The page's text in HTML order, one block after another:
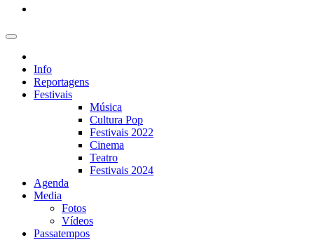
Info
Reportagens
Festivais
Música
Cultura Pop
Festivais 2022
Cinema
Teatro
Festivais 2024
Agenda
Media
Fotos
Vídeos
Passatempos